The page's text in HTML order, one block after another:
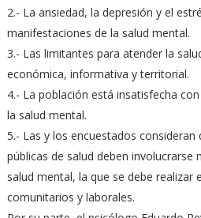
2.- La ansiedad, la depresión y el
manifestaciones de la salud mental.
3.- Las limitantes para atender la
económica, informativa y territorial.
4.- La población está insatisfecha
la salud mental.
5.- Las y los encuestados consideran
públicas de salud deben involucrarse
salud mental, la que se debe realizar
comunitarios y laborales.